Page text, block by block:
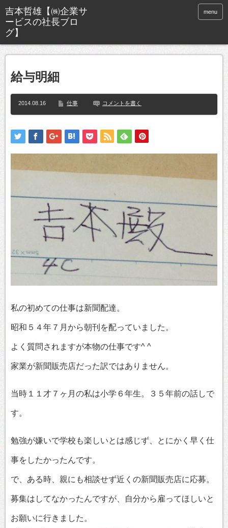
menu
給与明細
2014.08.16 仕事 コメントを書く
私の初めての仕事は新聞配達。
昭和５４年７月から朝刊を配っていました。
よく質問されますが本物の仕事です^ ^
家業が新聞販売店だった訳ではありません。
当時１１才７ヶ月の私は小学６年生。３５年前の話しで
す。
勉強が嫌いで学校も楽しいとは感じず、とにかく早く仕
事をしたかったんです。
で、ある時、親にも相談せず近くの新聞販売店に応募。
募集はしてなかったんですが、自分から雇ってほしいと
お願いに行きました。